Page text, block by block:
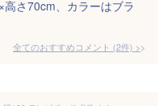
さ70cm、カラーはブラ
全てのおすすめコメント (2件) >